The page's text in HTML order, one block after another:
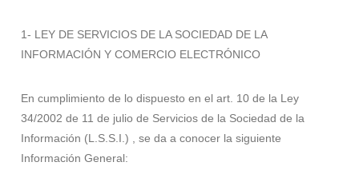
1- LEY DE SERVICIOS DE LA SOCIEDAD DE LA
INFORMACIÓN Y COMERCIO ELECTRÓNICO
En cumplimiento de lo dispuesto en el art. 10 de la Ley
34/2002 de 11 de julio de Servicios de la Sociedad de la
Información (L.S.S.I.) , se da a conocer la siguiente
Información General: